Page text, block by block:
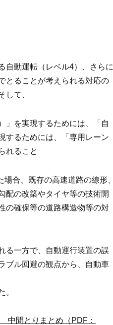
自動運転（レベル4）、さらに
とることが考えられる対応の
して、
」を実現するためには、「自
するためには、「専用レーン
れること
合、既存の高速道路の線形、
配の改築やタイヤ等の技術開
の確保等の道路構造物等の対
る一方で、自動運行装置の誤
ブル回避の観点から、自動車
。
間とりまとめ（PDF：